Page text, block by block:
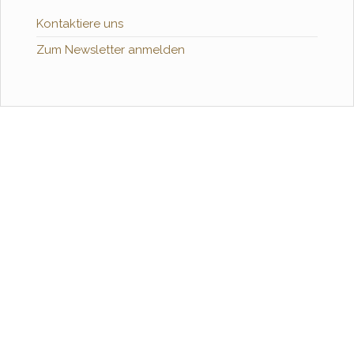
Kontaktiere uns
Zum Newsletter anmelden